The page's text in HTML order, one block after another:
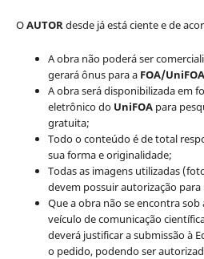
OAUTORdesde já está ciente e de
A obra não poderá ser
gerará ônus para a FOA/UniFOA
A obra será disponibilizada em
eletrônico do UniFOApara
gratuita;
Todo o conteúdo é de total
sua forma e originalidade;
Todas as imagens utilizadas
devem possuir autorização para
Que a obra não se encontra
veículo de comunicação
deverá justificar a submissão à
o pedido, podendo ser